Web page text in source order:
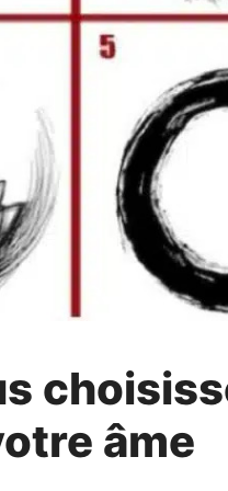
âme